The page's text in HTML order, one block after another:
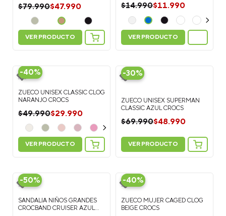
$79.990$47.990
VER PRODUCTO
$14.990$11.990
VER PRODUCTO
-40%
ZUECO UNISEX CLASSIC CLOG
NARANJO CROCS
$49.990$29.990
VER PRODUCTO
-30%
ZUECO UNISEX SUPERMAN
CLASSIC AZUL CROCS
$69.990$48.990
VER PRODUCTO
-50%
SANDALIA NIÑOS GRANDES
CROCBAND CRUISER AZUL
-40%
ZUECO MUJER CAGED CLOG
BEIGE CROCS